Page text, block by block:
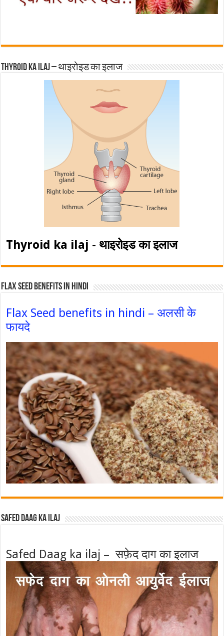
Thyroid ka ilaj – थाइरोइड का इलाज
Thyroid ka ilaj - थाइरोइड का इलाज
Flax Seed Benefits in hindi
Flax Seed benefits in hindi – अलसी के
फायदे
Safed Daag ka ilaj
Safed Daag ka ilaj – सफ़ेद दाग का इलाज